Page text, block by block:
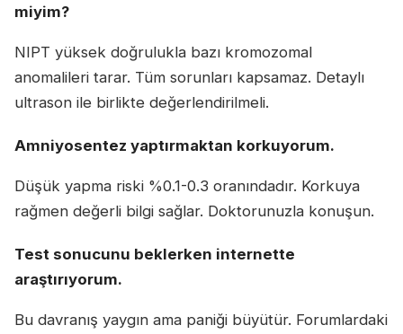
miyim?
NIPT yüksek doğrulukla bazı kromozomal
anomalileri tarar. Tüm sorunları kapsamaz. Detaylı
ultrason ile birlikte değerlendirilmeli.
Amniyosentez yaptırmaktan korkuyorum.
Düşük yapma riski %0.1-0.3 oranındadır. Korkuya
rağmen değerli bilgi sağlar. Doktorunuzla konuşun.
Test sonucunu beklerken internette
araştırıyorum.
Bu davranış yaygın ama paniği büyütür. Forumlardaki